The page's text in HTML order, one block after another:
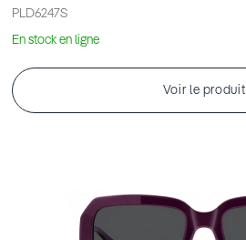
PLD6247S
En stock en ligne
Voir le produit